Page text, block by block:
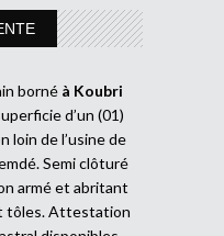
borné à Koubri
d’un (01)
loin de l’usine de
Semi clôturé
armé et abritant
tôles. Attestation